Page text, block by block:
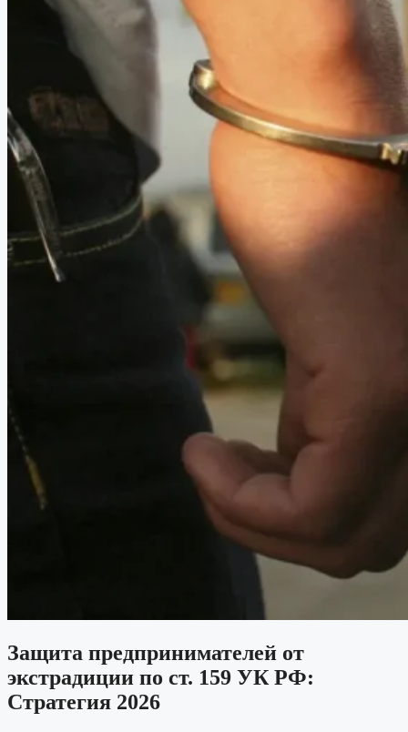
Защита предпринимателей от
экстрадиции по ст. 159 УК РФ:
Стратегия 2026